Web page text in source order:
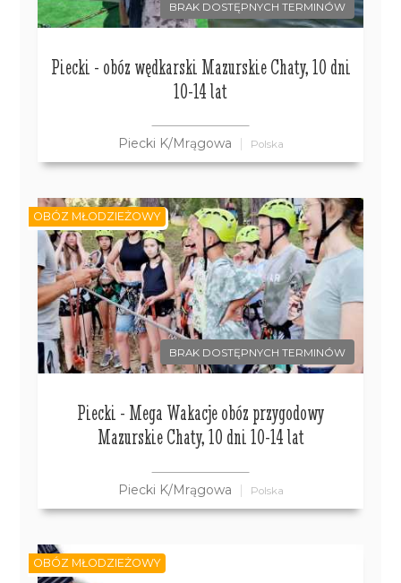
BRAK DOSTĘPNYCH TERMINÓW
Piecki - obóz wędkarski Mazurskie Chaty, 10 dni
10-14 lat
Piecki K/Mrągowa Polska
BRAK DOSTĘPNYCH TERMINÓW
Piecki - Mega Wakacje obóz przygodowy
Mazurskie Chaty, 10 dni 10-14 lat
Piecki K/Mrągowa Polska
OBÓZ MŁODZIEŻOWY
OBÓZ MŁODZIEŻOWY